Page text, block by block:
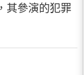
其參演的犯罪